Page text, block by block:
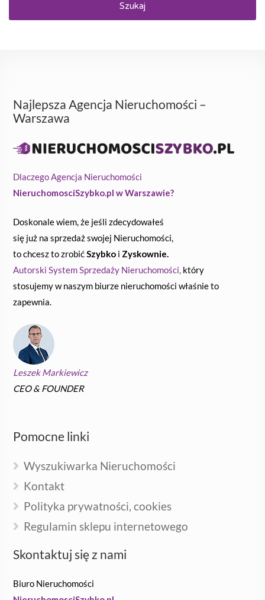
Szukaj
Najlepsza Agencja Nieruchomości –
Warszawa
Dlaczego Agencja Nieruchomości
NieruchomosciSzybko.pl w Warszawie?
Doskonale wiem, że jeśli zdecydowałeś
się już na sprzedaż swojej Nieruchomości,
to chcesz to zrobićSzybko i Zyskownie.
Autorski System Sprzedaży Nieruchomości, który
stosujemy w naszym biurze nieruchomości właśnie to
zapewnia.
Leszek Markiewicz
CEO & FOUNDER
Pomocne linki
Wyszukiwarka Nieruchomości
Kontakt
Polityka prywatności, cookies
Regulamin sklepu internetowego
Skontaktuj się z nami
Biuro Nieruchomości